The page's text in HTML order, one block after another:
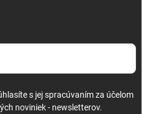
s jej spracúvaním za účelom
noviniek - newsletterov.